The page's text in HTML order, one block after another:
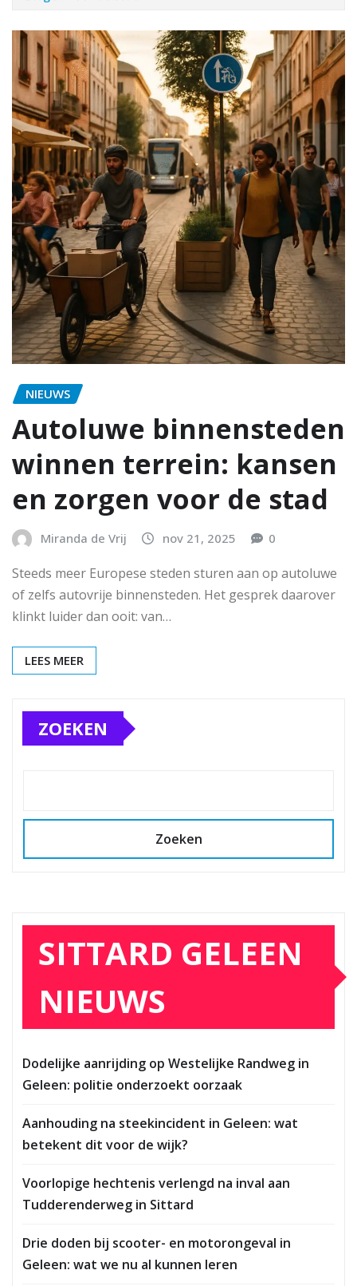
NIEUWS
Autoluwe binnensteden
winnen terrein: kansen
en zorgen voor de stad
Miranda de Vrij nov 21, 2025 0
Steeds meer Europese steden sturen aan op autoluwe
of zelfs autovrije binnensteden. Het gesprek daarover
klinkt luider dan ooit: van…
LEES MEER
ZOEKEN
Zoeken
SITTARD GELEEN
NIEUWS
Dodelijke aanrijding op Westelijke Randweg in
Geleen: politie onderzoekt oorzaak
Aanhouding na steekincident in Geleen: wat
betekent dit voor de wijk?
Voorlopige hechtenis verlengd na inval aan
Tudderenderweg in Sittard
Drie doden bij scooter- en motorongeval in
Geleen: wat we nu al kunnen leren